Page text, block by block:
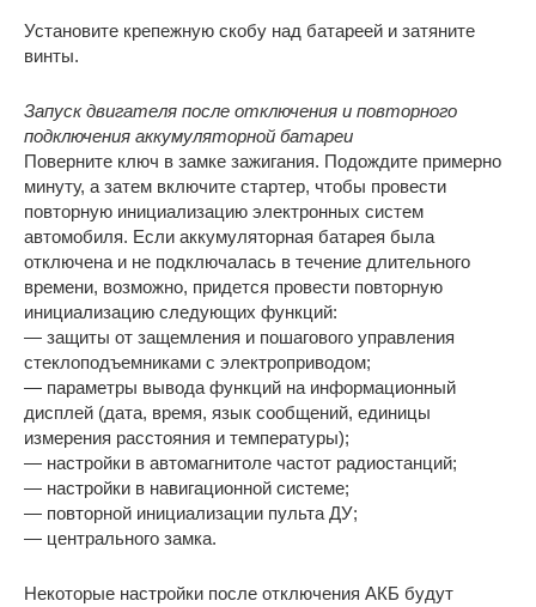
Установите крепежную скобу над батареей и затяните
винты.
Запуск двигателя после отключения и повторного
подключения аккумуляторной батареи
Поверните ключ в замке зажигания. Подождите примерно
минуту, а затем включите стартер, чтобы провести
повторную инициализацию электронных систем
автомобиля. Если аккумуляторная батарея была
отключена и не подключалась в течение длительного
времени, возможно, придется провести повторную
инициализацию следующих функций:
— защиты от защемления и пошагового управления
стеклоподъемниками с электроприводом;
— параметры вывода функций на информационный
дисплей (дата, время, язык сообщений, единицы
измерения расстояния и температуры);
— настройки в автомагнитоле частот радиостанций;
— настройки в навигационной системе;
— повторной инициализации пульта ДУ;
— центрального замка.
Некоторые настройки после отключения АКБ будут